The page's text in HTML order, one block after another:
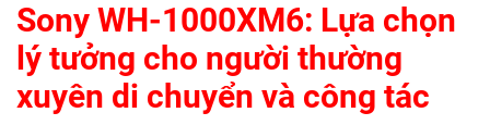
Sony WH-1000XM6: Lựa chọn
lý tưởng cho người thường
xuyên di chuyển và công tác